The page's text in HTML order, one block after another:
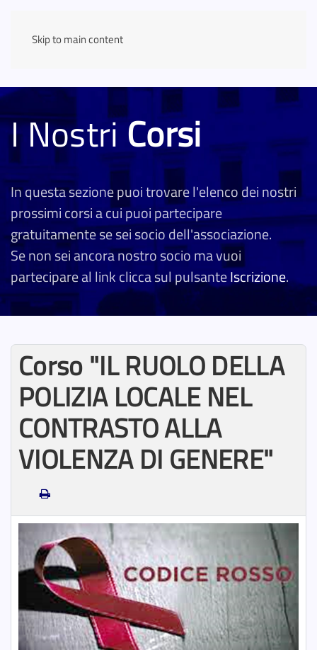
Skip to main content
I NostriCorsi
In questa sezione puoi trovare l'elenco dei nostri
prossimi corsi a cui puoi partecipare
gratuitamente se sei socio dell'associazione.
Se non sei ancora nostro socio ma vuoi
partecipare al link clicca sul pulsanteIscrizione.
Corso "IL RUOLO DELLA
POLIZIA LOCALE NEL
CONTRASTO ALLA
VIOLENZA DI GENERE"